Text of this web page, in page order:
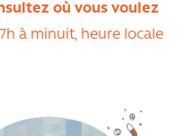
où vous voulez
à minuit, heure locale